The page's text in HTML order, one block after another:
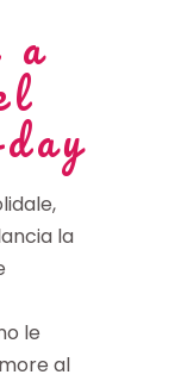
a
la
le
al